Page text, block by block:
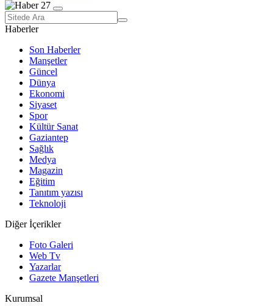
Haberler
Son Haberler
Manşetler
Güncel
Dünya
Ekonomi
Siyaset
Spor
Kültür Sanat
Gaziantep
Sağlık
Medya
Magazin
Eğitim
Tanıtım yazısı
Teknoloji
Diğer İçerikler
Foto Galeri
Web Tv
Yazarlar
Gazete Manşetleri
Kurumsal